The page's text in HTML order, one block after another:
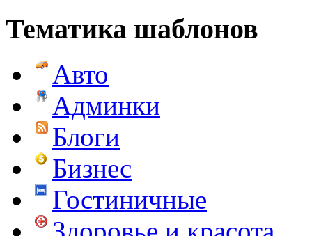
Тематика шаблонов
Авто
Админки
Блоги
Бизнес
Гостиничные